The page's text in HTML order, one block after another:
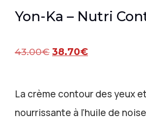
Yon-Ka – Nutri
43.00€ 38.70€
La crème contour des yeux
nourrissante à l’huile de